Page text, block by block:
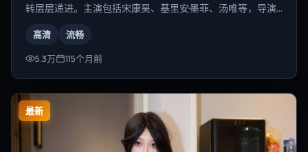
转层层递进。主演包括宋康昊、基里安·墨菲、汤唯等，导演
高清 流畅
5.3万 115个月前
最新